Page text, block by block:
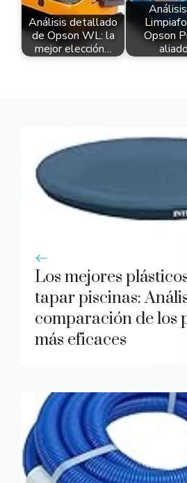
Análisis detallado
de Opson WL: la
mejor elección…
Opson
Los mejores
tapar piscinas:
comparación de los
más eficaces